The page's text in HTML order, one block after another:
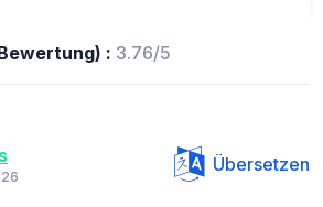
: 3.76/5
Übersetzen